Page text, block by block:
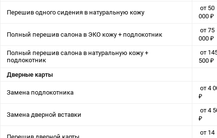
Перешив одного сидения в натуральную кожу
от 50
000 ₽
Полный перешив салона в ЭКО кожу + подлокотник
от 75
000 ₽
Полный перешив салона в натуральную кожу +
подлокотник
от
500 ₽
Дверные карты
Замена подлокотника
от 4
₽
Замена дверной вставки
от 4
₽
от 14